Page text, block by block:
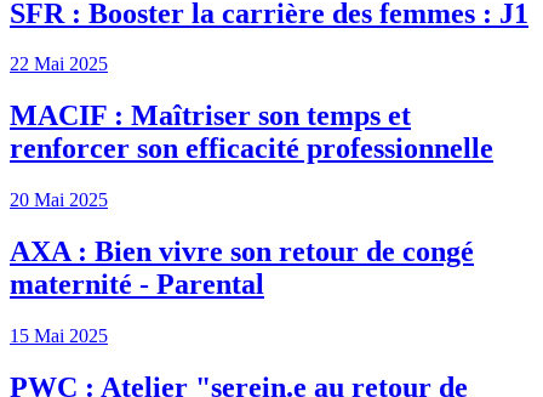
SFR : Booster la carrière des femmes : J1
22 Mai 2025
MACIF : Maîtriser son temps et
renforcer son efficacité professionnelle
20 Mai 2025
AXA : Bien vivre son retour de congé
maternité - Parental
15 Mai 2025
PWC : Atelier "serein.e au retour de